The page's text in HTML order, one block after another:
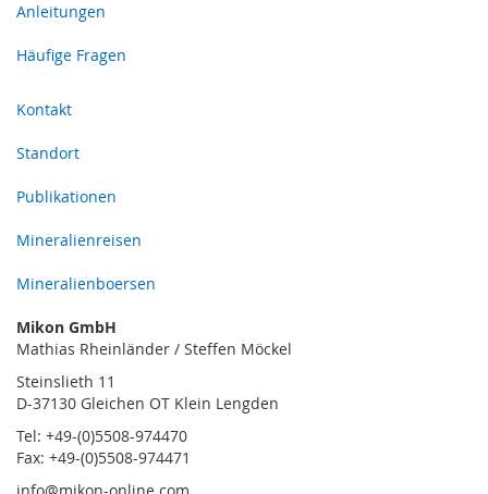
Anleitungen
Häufige Fragen
Kontakt
Standort
Publikationen
Mineralienreisen
Mineralienboersen
Mikon GmbH
Mathias Rheinländer / Steffen Möckel
Steinslieth 11
D-37130 Gleichen OT Klein Lengden
Tel: +49-(0)5508-974470
Fax: +49-(0)5508-974471